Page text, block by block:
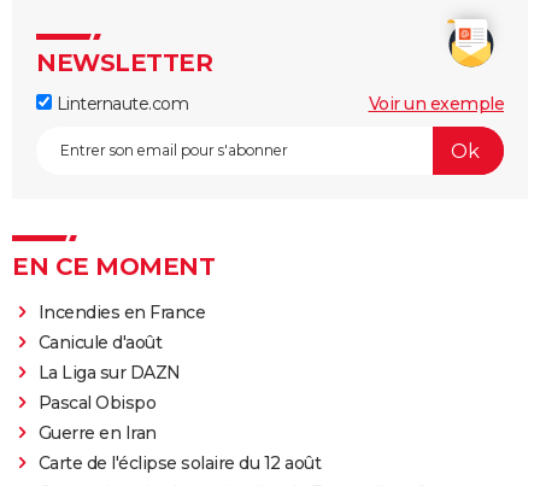
NEWSLETTER
Linternaute.com Voir un exemple
EN CE MOMENT
Incendies en France
Canicule d'août
La Liga sur DAZN
Pascal Obispo
Guerre en Iran
Carte de l'éclipse solaire du 12 août